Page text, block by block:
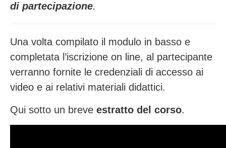
di partecipazione.
Una volta compilato il modulo in basso e
completata l’iscrizione on line, al partecipante
verranno fornite le credenziali di accesso ai
video e ai relativi materiali didattici.
Qui sotto un breve estratto del corso.